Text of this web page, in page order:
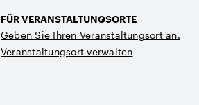
FÜR VERANSTALTUNGSORTE
Geben Sie Ihren Veranstaltungsort an.
Veranstaltungsort verwalten